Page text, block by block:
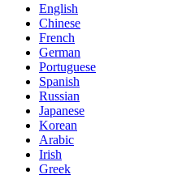
English
Chinese
French
German
Portuguese
Spanish
Russian
Japanese
Korean
Arabic
Irish
Greek